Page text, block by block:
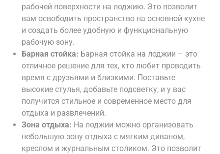
рабочей поверхности на лоджию. Это позволит
вам освободить пространство на основной кухне
и создать более удобную и функциональную
рабочую зону.
Барная стойка: Барная стойка на лоджии – это
отличное решение для тех, кто любит проводить
время с друзьями и близкими. Поставьте
высокие стулья, добавьте подсветку, и у вас
получится стильное и современное место для
отдыха и развлечений.
Зона отдыха: На лоджии можно организовать
небольшую зону отдыха с мягким диваном,
креслом и журнальным столиком. Это позволит